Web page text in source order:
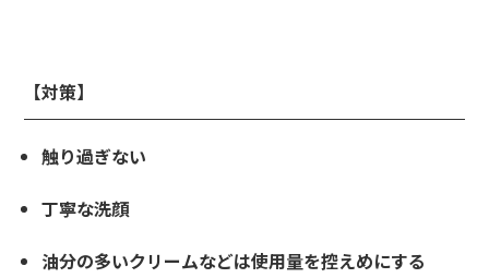
【対策】
触り過ぎない
丁寧な洗顔
油分の多いクリームなどは使用量を控えめにする